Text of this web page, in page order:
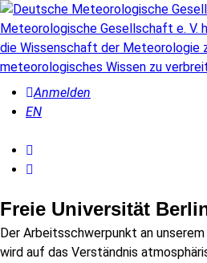
Anmelden
EN
Freie Universität
Der Arbeitsschwerpunkt an
wird auf das Verständnis